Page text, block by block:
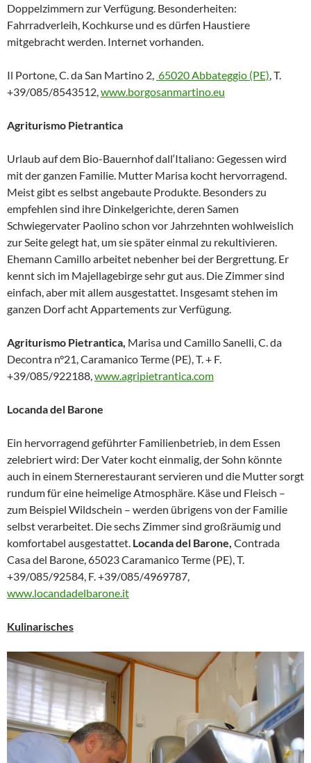
Doppelzimmern zur Verfügung. Besonderheiten:
Fahrradverleih, Kochkurse und es dürfen Haustiere
mitgebracht werden. Internet vorhanden.
Il Portone, C. da San Martino 2, 65020 Abbateggio (PE) , T.
+39/085/8543512, www.borgosanmartino.eu
Agriturismo Pietrantica
Urlaub auf dem Bio-Bauernhof dall‘Italiano: Gegessen wird
mit der ganzen Familie. Mutter Marisa kocht hervorragend.
Meist gibt es selbst angebaute Produkte. Besonders zu
empfehlen sind ihre Dinkelgerichte, deren Samen
Schwiegervater Paolino schon vor Jahrzehnten wohlweislich
zur Seite gelegt hat, um sie später einmal zu rekultivieren.
Ehemann Camillo arbeitet nebenher bei der Bergrettung. Er
kennt sich im Majellagebirge sehr gut aus. Die Zimmer sind
einfach, aber mit allem ausgestattet. Insgesamt stehen im
ganzen Dorf acht Appartements zur Verfügung.
Agriturismo Pietrantica, Marisa und Camillo Sanelli, C. da
Decontra n°21, Caramanico Terme (PE), T. + F.
+39/085/922188, www.agripietrantica.com
Locanda del Barone
Ein hervorragend geführter Familienbetrieb, in dem Essen
zelebriert wird: Der Vater kocht einmalig, der Sohn könnte
auch in einem Sternerestaurant servieren und die Mutter sorgt
rundum für eine heimelige Atmosphäre. Käse und Fleisch –
zum Beispiel Wildschein – werden übrigens von der Familie
selbst verarbeitet. Die sechs Zimmer sind großräumig und
komfortabel ausgestattet. Locanda del Barone, Contrada
Casa del Barone, 65023 Caramanico Terme (PE), T.
+39/085/92584, F. +39/085/4969787,
www.locandadelbarone.it
Kulinarisches